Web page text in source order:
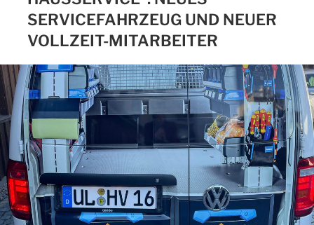
SERVICEFAHRZEUG UND NEUER
VOLLZEIT-MITARBEITER